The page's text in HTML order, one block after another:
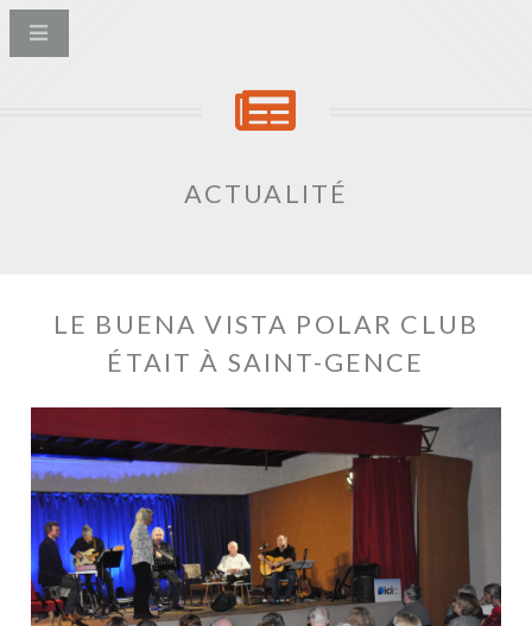
ACTUALITÉ
LE BUENA VISTA POLAR CLUB
ÉTAIT À SAINT-GENCE